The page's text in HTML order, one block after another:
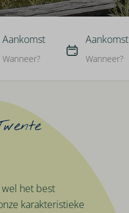
Aankomst
Wanneer?
Aankomst
Wanneer?
het best
karakteristieke